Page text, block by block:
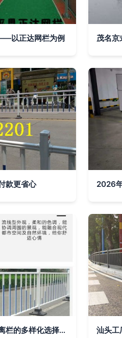
以正达网栏为例
款更省心
加工定制道路护栏 市政道路隔离栏的多样化选择与规范化要求